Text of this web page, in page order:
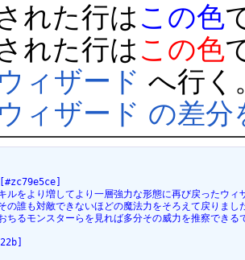
れた行は この色
れた行は この色
ィザード へ行く
ィザード の差分
ルをより増してより一層強力な形態に再び戻ったウィ
の誰も対敵できないほどの魔法力をそろえて戻りまし
ちるモンスターらを見れば多分その威力を推察できる